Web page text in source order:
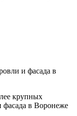
и фасада в
крупных
фасада в Воронеже